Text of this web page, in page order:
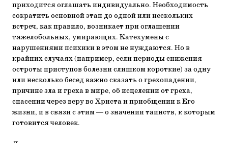
приходится оглашать индивидуально. Необходимость
сократить основной этап до одной или нескольких
встреч, как правило, возникает при оглашении
тяжелобольных, умирающих. Катехумены с
нарушениями психики в этом не нуждаются. Но в
крайних случаях (например, если периоды снижения
остроты приступов болезни слишком короткие) за одну
или несколько бесед важно сказать о грехопадении,
причине зла и греха в мире, об исцелении от греха,
спасении через веру во Христа и приобщении к Его
жизни, и в связи с этим — о значении таинств, к которым
готовится человек.